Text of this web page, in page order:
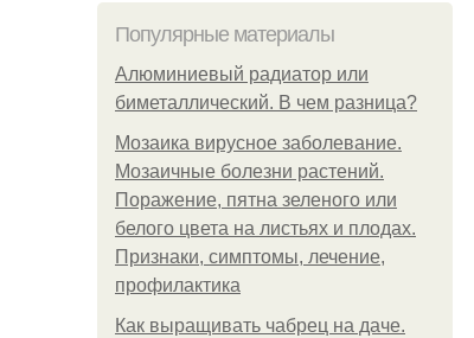
Популярные материалы
Алюминиевый радиатор или
биметаллический. В чем разница?
Мозаика вирусное заболевание.
Мозаичные болезни растений.
Поражение, пятна зеленого или
белого цвета на листьях и плодах.
Признаки, симптомы, лечение,
профилактика
Как выращивать чабрец на даче.